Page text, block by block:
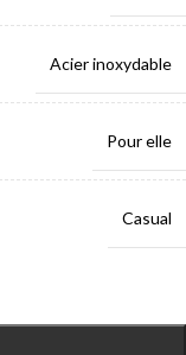
Acier inoxydable
Pour elle
Casual